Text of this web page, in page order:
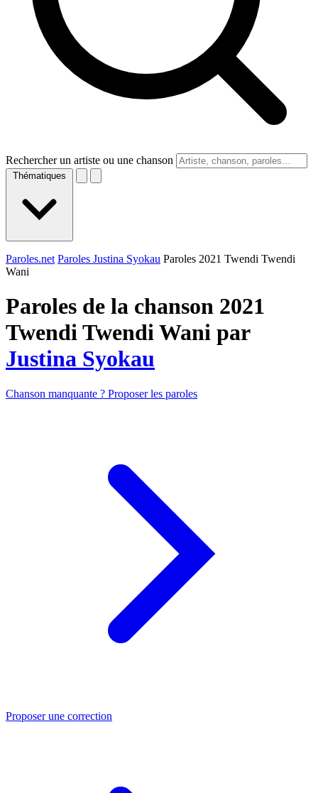
Rechercher un artiste ou une chanson
Thématiques
Paroles.net Paroles Justina Syokau Paroles 2021 Twendi Twendi
Wani
Paroles de la chanson 2021
Twendi Twendi Wani par
Justina Syokau
Chanson manquante ? Proposer les paroles
Proposer une correction